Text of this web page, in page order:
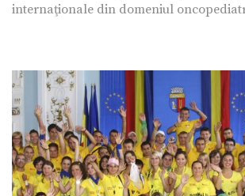
internaţionale din domeniul